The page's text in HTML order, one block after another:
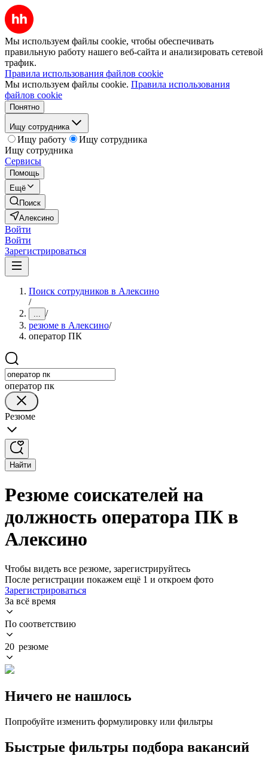
Мы используем файлы cookie, чтобы обеспечивать
правильную работу нашего веб-сайта и анализировать сетевой
трафик.
Правила использования файлов cookie
Мы используем файлы cookie. Правила использования
файлов cookie
Понятно
Ищу сотрудника
Ищу работу
Ищу сотрудника
Ищу сотрудника
Сервисы
Помощь
Ещё
Поиск
Алексино
Войти
Войти
Зарегистрироваться
Поиск сотрудников в Алексино
/
... /
резюме в Алексино/
оператор ПК
оператор пк
Резюме
Найти
Резюме соискателей на
должность оператора ПК в
Алексино
Чтобы видеть все резюме, зарегистрируйтесь
После регистрации покажем ещё 1 и откроем фото
Зарегистрироваться
За всё время
По соответствию
20 резюме
Ничего не нашлось
Попробуйте изменить формулировку или фильтры
Быстрые фильтры подбора вакансий